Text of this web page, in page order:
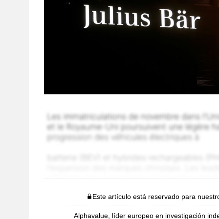
Este artículo está reservado para
Alphavalue, líder europeo en investigación